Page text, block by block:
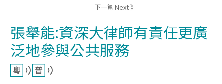
下一篇 Next 》
張舉能:資深大律師有責任更廣
泛地參與公共服務